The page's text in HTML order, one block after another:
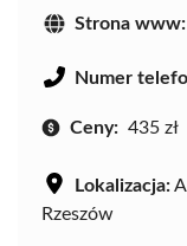
Strona www:
Numer
Ceny: 435 zł
Lokalizacja:
Rzeszów